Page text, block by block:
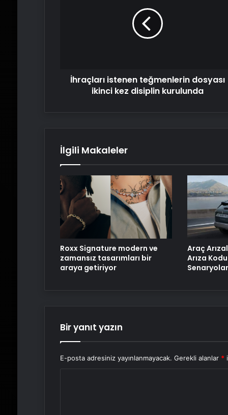
İhraçları istenen teğmenlerin dosyası
ikinci kez disiplin kurulunda
İlgili Makaleler
Roxx Signature modern ve
zamansız tasarımları bir
araya getiriyor
Araç
Arıza
Bir yanıt yazın
E-posta adresiniz yayınlanmayacak. Gerekli alanlar *